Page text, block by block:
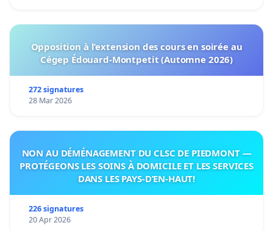
Opposition à l’extension des cours en soirée au
Cégep Édouard-Montpetit (Automne 2026)
272 signatures
28 Mar 2026
NON AU DÉMÉNAGEMENT DU CLSC DE PIEDMONT —
PROTÉGEONS LES SOINS À DOMICILE ET LES SERVICES
DANS LES PAYS-D’EN-HAUT!
226 signatures
20 Apr 2026